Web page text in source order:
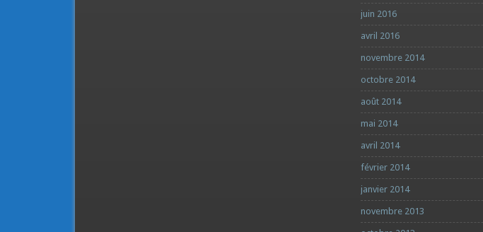
juin 2016
avril 2016
novembre 2014
octobre 2014
août 2014
mai 2014
avril 2014
février 2014
janvier 2014
novembre 2013